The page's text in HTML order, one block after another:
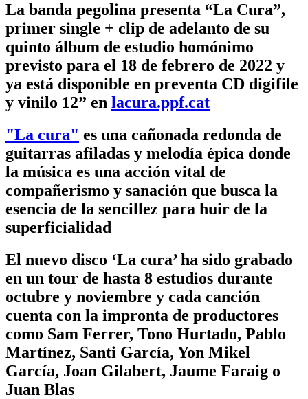
La banda pegolina presenta “La Cura”,
primer single + clip de adelanto de su
quinto álbum de estudio homónimo
previsto para el 18 de febrero de 2022 y
ya está disponible en preventa CD digifile
y vinilo 12” en lacura.ppf.cat
"La cura" es una cañonada redonda de
guitarras afiladas y melodía épica donde
la música es una acción vital de
compañerismo y sanación que busca la
esencia de la sencillez para huir de la
superficialidad
El nuevo disco ‘La cura’ ha sido grabado
en un tour de hasta 8 estudios durante
octubre y noviembre y cada canción
cuenta con la impronta de productores
como Sam Ferrer, Tono Hurtado, Pablo
Martínez, Santi García, Yon Mikel
García, Joan Gilabert, Jaume Faraig o
Juan Blas